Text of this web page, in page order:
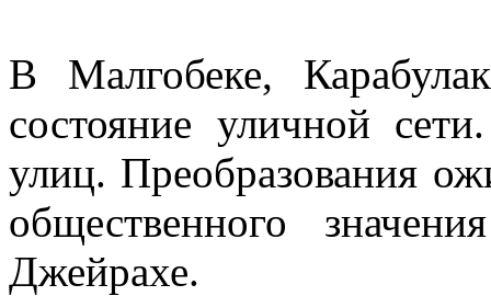
В Малгобеке,
состояние уличной
улиц. Преобразования
общественного
Джейрахе.